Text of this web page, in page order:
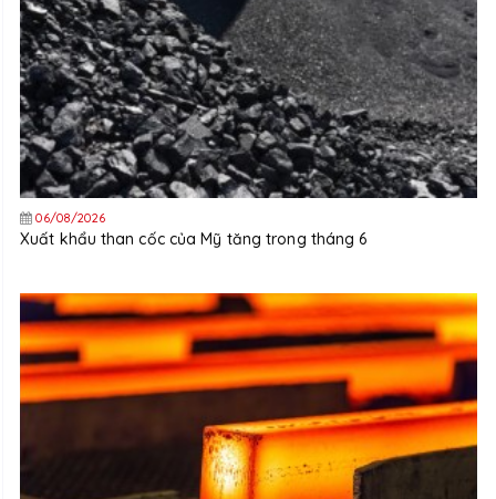
06/08/2026
Xuất khẩu than cốc của Mỹ tăng trong tháng 6